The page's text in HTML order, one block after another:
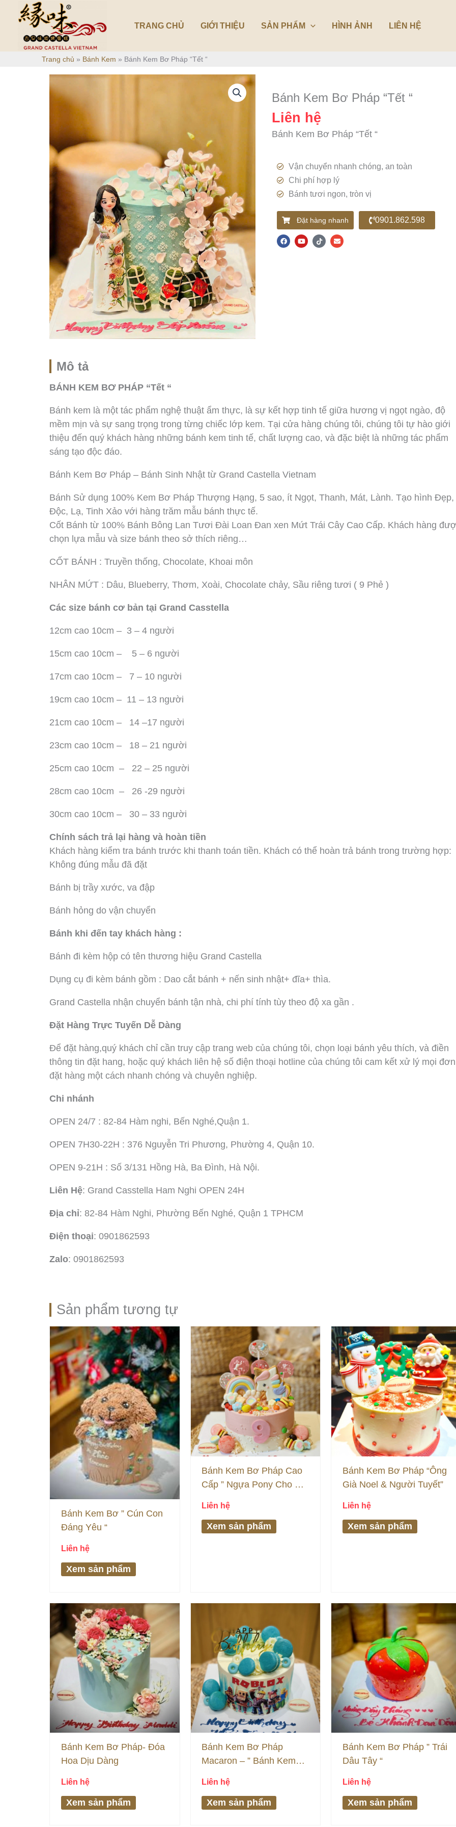
TRANG CHỦ GIỚI THIỆU SẢN PHẨM HÌNH ẢNH LIÊN HỆ
Trang chủ » Bánh Kem » Bánh Kem Bơ Pháp “Tết “
Bánh Kem Bơ Pháp “Tết “
Liên hệ
Bánh Kem Bơ Pháp “Tết “
Vận chuyển nhanh chóng, an toàn
Chi phí hợp lý
Bánh tươi ngon, tròn vị
Đặt hàng nhanh 0901.862.598
a
c
o
u
i
k
n
v
Mô tả
BÁNH KEM BƠ PHÁP “Tết “
Bánh kem là một tác phẩm nghệ thuật ẩm thực, là sự kết hợp tinh tế giữa hương vị ngọt ngào, độ
mềm mịn và sự sang trọng trong từng chiếc lớp kem. Tại cửa hàng chúng tôi, chúng tôi tự hào giới
thiệu đến quý khách hàng những bánh kem tinh tế, chất lượng cao, và đặc biệt là những tác phẩm
sáng tạo độc đáo.
Bánh Kem Bơ Pháp – Bánh Sinh Nhật từ Grand Castella Vietnam
Bánh Sử dụng 100% Kem Bơ Pháp Thượng Hạng, 5 sao, ít Ngọt, Thanh, Mát, Lành. Tạo hình Đẹp,
Độc, Lạ, Tinh Xảo với hàng trăm mẫu bánh thực tế.
Cốt Bánh từ 100% Bánh Bông Lan Tươi Đài Loan Đan xen Mứt Trái Cây Cao Cấp. Khách hàng
chọn lựa mẫu và size bánh theo sở thích riêng…
CỐT BÁNH : Truyền thống, Chocolate, Khoai môn
NHÂN MỨT : Dâu, Blueberry, Thơm, Xoài, Chocolate chảy, Sầu riêng tươi ( 9 Phẻ )
Các size bánh cơ bản tại Grand Casstella
12cm cao 10cm – 3 – 4 người
15cm cao 10cm – 5 – 6 người
17cm cao 10cm – 7 – 10 người
19cm cao 10cm – 11 – 13 người
21cm cao 10cm – 14 –17 người
23cm cao 10cm – 18 – 21 người
25cm cao 10cm – 22 – 25 người
28cm cao 10cm – 26 -29 người
30cm cao 10cm – 30 – 33 người
Chính sách trả lại hàng và hoàn tiền
Khách hàng kiểm tra bánh trước khi thanh toán tiền. Khách có thể hoàn trả bánh trong trường hợp:
Không đúng mẫu đã đặt
Bánh bị trầy xước, va đập
Bánh hỏng do vận chuyển
Bánh khi đến tay khách hàng :
Bánh đi kèm hộp có tên thương hiệu Grand Castella
Dụng cụ đi kèm bánh gồm : Dao cắt bánh + nến sinh nhật+ đĩa+ thìa.
Grand Castella nhận chuyển bánh tận nhà, chi phí tính tùy theo độ xa gần .
Đặt Hàng Trực Tuyến Dễ Dàng
Để đặt hàng,quý khách chỉ cần truy cập trang web của chúng tôi, chọn loại bánh yêu thích, và điền
thông tin đặt hang, hoặc quý khách liên hệ số điện thoại hotline của chúng tôi cam kết xử lý mọi đơn
đặt hàng một cách nhanh chóng và chuyên nghiệp.
Chi nhánh
OPEN 24/7 : 82-84 Hàm nghi, Bến Nghé,Quận 1.
OPEN 7H30-22H : 376 Nguyễn Tri Phương, Phường 4, Quận 10.
OPEN 9-21H : Số 3/131 Hồng Hà, Ba Đình, Hà Nội.
Liên Hệ: Grand Casstella Ham Nghi OPEN 24H
Địa chỉ: 82-84 Hàm Nghi, Phường Bến Nghé, Quận 1 TPHCM
Điện thoại: 0901862593
Zalo: 0901862593
Sản phẩm tương tự
Bánh Kem Bơ ” Cún Con
Đáng Yêu “
Liên hệ
Xem sản phẩm
Bánh Kem Bơ Pháp Cao
Cấp ” Ngựa Pony Cho Bé
Liên hệ
Xem sản phẩm
Bánh Kem Bơ Pháp “Ông
Già Noel & Người Tuyết”
Liên hệ
Xem sản phẩm
Bánh Kem Bơ Pháp- Đóa
Hoa Dịu Dàng
Liên hệ
Xem sản phẩm
Bánh Kem Bơ Pháp
Macaron – ” Bánh Kem
Liên hệ
Xem sản phẩm
Bánh Kem Bơ Pháp ” Trái
Dâu Tây “
Liên hệ
Xem sản phẩm